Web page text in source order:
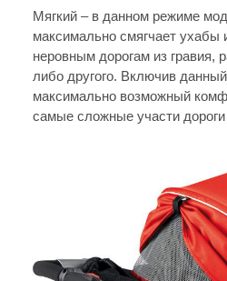
Мягкий – в данном режиме
максимально смягчает ухабы
неровным дорогам из гравия,
либо другого. Включив
максимально возможный
самые сложные участи дороги